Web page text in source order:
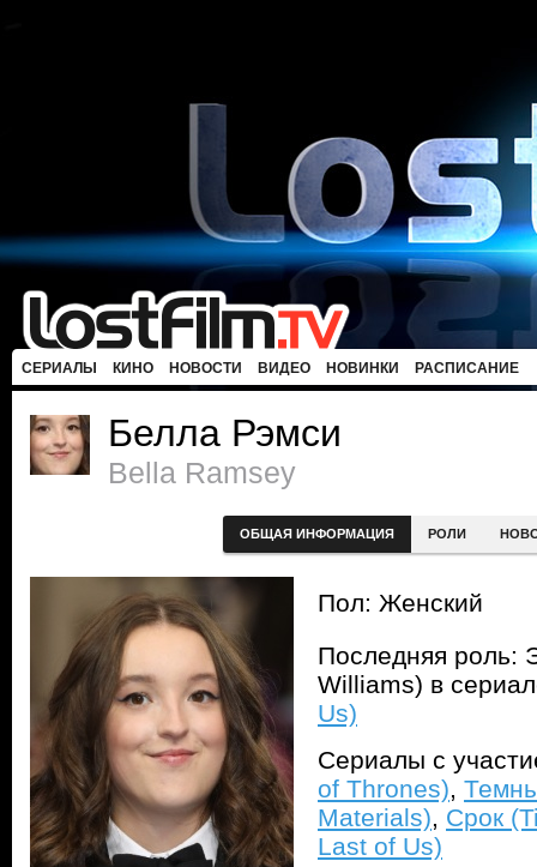
СЕРИАЛЫ КИНО НОВОСТИ ВИДЕО НОВИНКИ РАСПИСАНИЕ
Белла Рэмси
Bella Ramsey
ОБЩАЯ ИНФОРМАЦИЯ РОЛИ
Пол: Женский
Последняя роль:
Williams) в
Us)
Сериалы с
of Thrones),
Materials), Срок
Last of Us)